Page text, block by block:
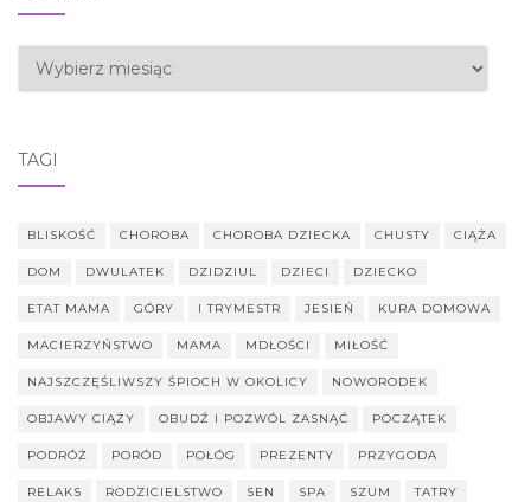
Archiwa
TAGI
BLISKOŚĆ CHOROBA CHOROBA DZIECKA CHUSTY CIĄŻA
DOM DWULATEK DZIDZIUL DZIECI DZIECKO
ETAT MAMA GÓRY I TRYMESTR JESIEŃ KURA DOMOWA
MACIERZYŃSTWO MAMA MDŁOŚCI MIŁOŚĆ
NAJSZCZĘŚLIWSZY ŚPIOCH W OKOLICY NOWORODEK
OBJAWY CIĄŻY OBUDŹ I POZWÓL ZASNĄĆ POCZĄTEK
PODRÓŻ PORÓD POŁÓG PREZENTY PRZYGODA
RELAKS RODZICIELSTWO SEN SPA SZUM TATRY